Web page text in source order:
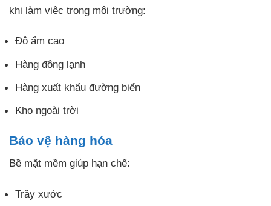
khi làm việc trong môi trường:
Độ ẩm cao
Hàng đông lạnh
Hàng xuất khẩu đường biển
Kho ngoài trời
Bảo vệ hàng hóa
Bề mặt mềm giúp hạn chế:
Trầy xước